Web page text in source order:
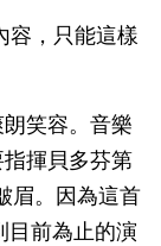
容，只能這樣
笑容。音樂
揮貝多芬第
眉。因為這首
目前為止的演